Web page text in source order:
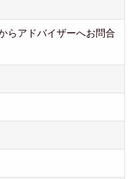
らアドバイザーへお問合